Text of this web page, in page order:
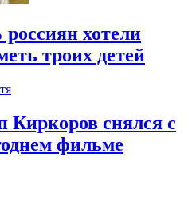
хотели
троих детей
снялся с
фильме